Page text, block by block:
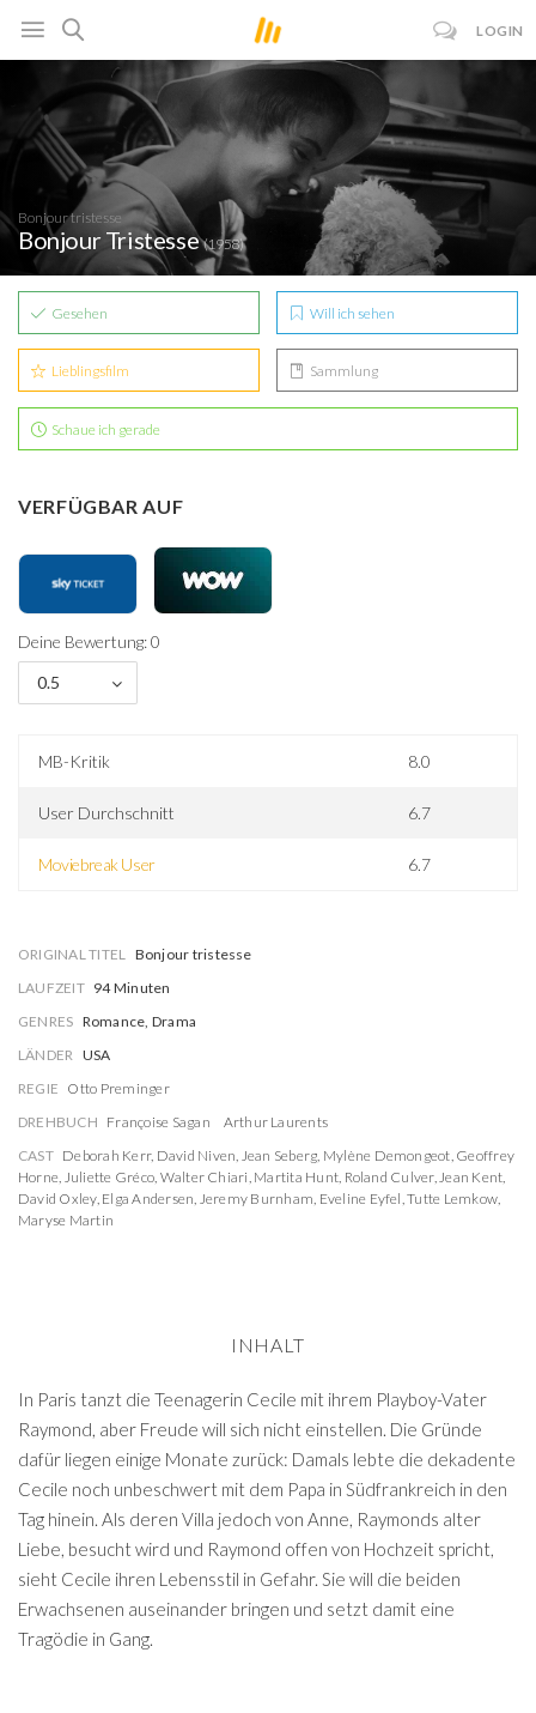
LOGIN
Bonjour tristesse
Bonjour Tristesse(1958)
Gesehen Will ich sehen
Lieblingsfilm Sammlung
Schaue ich gerade
VERFÜGBAR AUF
Deine Bewertung: 0
0.5
MB-Kritik 8.0
User Durchschnitt 6.7
Moviebreak User 6.7
ORIGINAL TITEL
Bonjour tristesse
LAUFZEIT 94 Minuten
GENRES Romance, Drama
LÄNDER USA
REGIE Otto Preminger
DREHBUCH Françoise Sagan
Arthur Laurents
CAST Deborah Kerr, David Niven Jean Seberg Mylène Demongeot Geoffrey
Horne Juliette Gréco Walter Chiari Martita Hunt Roland Culver, Jean Kent
David Oxley, Elga Andersen Jeremy Burnham Eveline Eyfel ,Tutte Lemkow
Maryse Martin
INHALT
In Paris tanzt die Teenagerin Cecile mit ihrem Playboy-Vater
Raymond, aber Freude will sich nicht einstellen. Die Gründe
dafür liegen einige Monate zurück: Damals lebte die dekadente
Cecile noch unbeschwert mit dem Papa in Südfrankreich in den
Tag hinein. Als deren Villa jedoch von Anne, Raymonds alter
Liebe, besucht wird und Raymond offen von Hochzeit spricht,
sieht Cecile ihren Lebensstil in Gefahr. Sie will die beiden
Erwachsenen auseinander bringen und setzt damit eine
Tragödie in Gang.